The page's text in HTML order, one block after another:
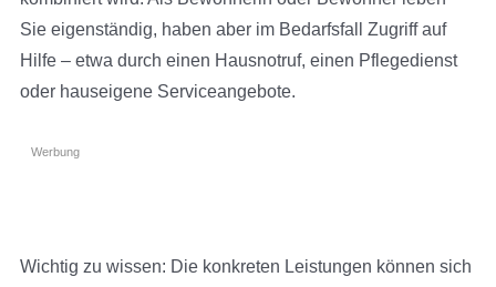
Sie eigenständig, haben aber im Bedarfsfall Zugriff auf
Hilfe – etwa durch einen Hausnotruf, einen Pflegedienst
oder hauseigene Serviceangebote.
Werbung
Wichtig zu wissen: Die konkreten Leistungen können sich